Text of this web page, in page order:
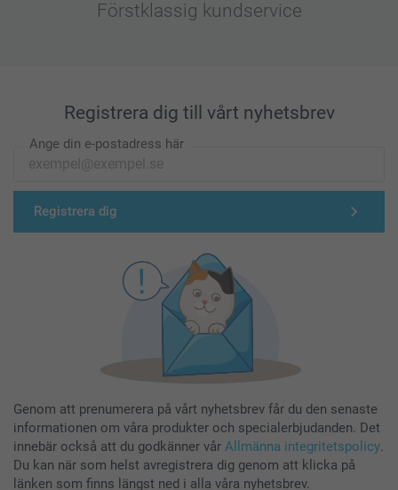
Förstklassig kundservice
Registrera dig till vårt nyhetsbrev
Ange din e-postadress här
Registrera dig
Genom att prenumerera på vårt nyhetsbrev får du den senaste
informationen om våra produkter och specialerbjudanden. Det
innebär också att du godkänner vår Allmänna integritetspolicy.
Du kan när som helst avregistrera dig genom att klicka på
länken som finns längst ned i alla våra nyhetsbrev.